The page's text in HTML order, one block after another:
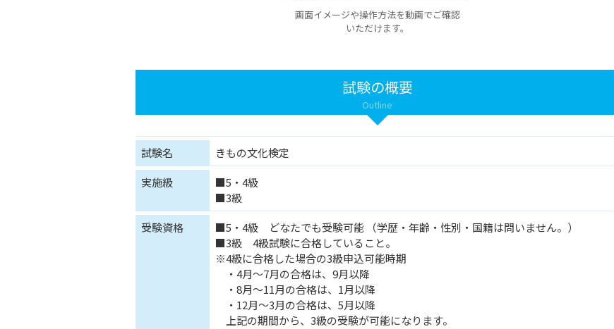
画面イメージや操作方法を動画でご確認
いただけます。
試験の概要
Outline
試験名
きもの文化検定
実施級
■5・4級
■3級
受験資格
■5・4級 どなたでも受験可能 （学歴・年齢・性別・国籍は問いません。）
■3級 4級試験に合格していること。
※4級に合格した場合の3級申込可能時期
・4月～7月の合格は、9月以降
・8月～11月の合格は、1月以降
・12月～3月の合格は、5月以降
上記の期間から、3級の受験が可能になります。